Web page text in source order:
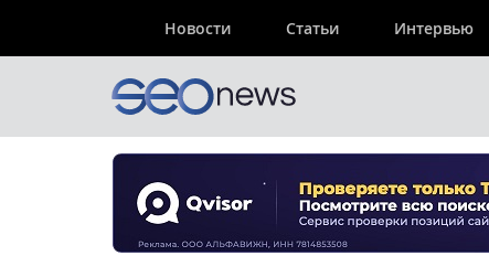
Новости Статьи Интервью